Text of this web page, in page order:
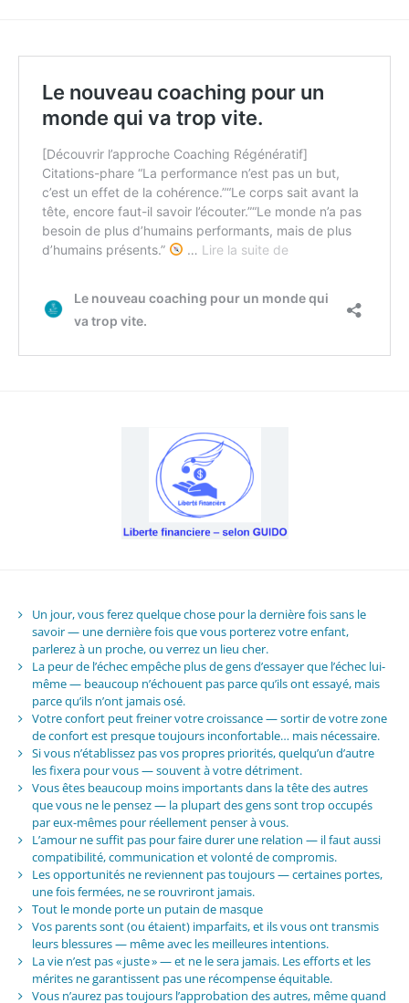
Un jour, vous ferez quelque chose pour la dernière fois sans le
savoir — une dernière fois que vous porterez votre enfant,
parlerez à un proche, ou verrez un lieu cher.
La peur de l’échec empêche plus de gens d’essayer que l’échec lui-
même — beaucoup n’échouent pas parce qu’ils ont essayé, mais
parce qu’ils n’ont jamais osé.
Votre confort peut freiner votre croissance — sortir de votre zone
de confort est presque toujours inconfortable… mais nécessaire.
Si vous n’établissez pas vos propres priorités, quelqu’un d’autre
les fixera pour vous — souvent à votre détriment.
Vous êtes beaucoup moins importants dans la tête des autres
que vous ne le pensez — la plupart des gens sont trop occupés
par eux-mêmes pour réellement penser à vous.
L’amour ne suffit pas pour faire durer une relation — il faut aussi
compatibilité, communication et volonté de compromis.
Les opportunités ne reviennent pas toujours — certaines portes,
une fois fermées, ne se rouvriront jamais.
Tout le monde porte un putain de masque
Vos parents sont (ou étaient) imparfaits, et ils vous ont transmis
leurs blessures — même avec les meilleures intentions.
La vie n’est pas « juste » — et ne le sera jamais. Les efforts et les
mérites ne garantissent pas une récompense équitable.
Vous n’aurez pas toujours l’approbation des autres, même quand